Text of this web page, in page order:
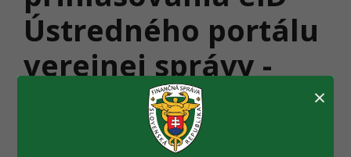
Ústredného portálu
verejnej správy -
03.03.2026
Vážení používatelia, momentálne je z technických dôvodov
×